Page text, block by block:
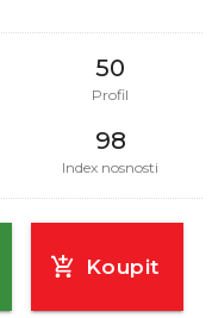
50
Profil
98
Index nosnosti
Koupit